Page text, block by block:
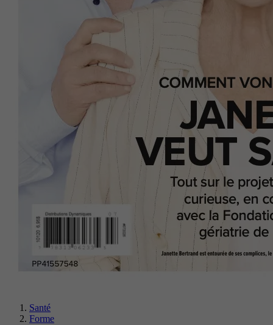
Santé
Forme